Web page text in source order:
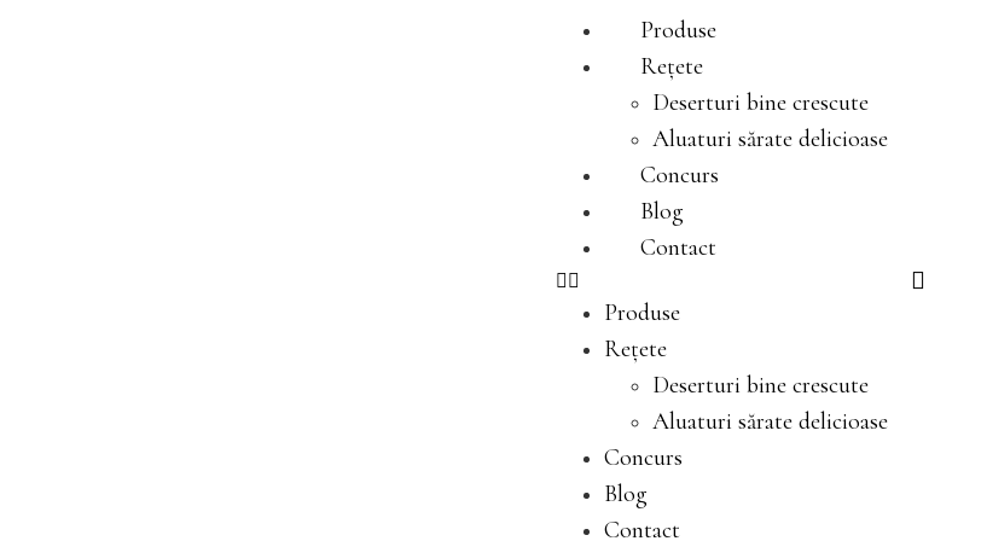
Produse
Rețete
Deserturi bine crescute
Aluaturi sărate delicioase
Concurs
Blog
Contact
Produse
Rețete
Deserturi bine crescute
Aluaturi sărate delicioase
Concurs
Blog
Contact